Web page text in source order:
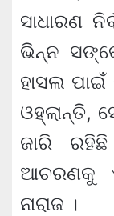
ସାଧାରଣ
ଭିନ୍ନ
ହାସଲ
ଓହ୍ଲାନ୍ତି,
ଜାରି
ଆଚରଣକୁ
ନାରାଜ ।